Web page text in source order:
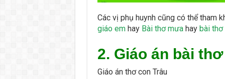
Các vị phụ huynh cũng có thể tham
giáo emhay Bài thơ mưahay bài thơ
2. Giáo án bài
Giáo án thơ con Trâu